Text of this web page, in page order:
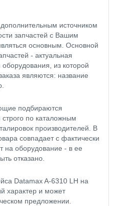
источником
запчастей с Вашим
основным. Основной
- актуальная
из которой
являются: название
подбираются
по каталожным
производителей. В
совпадает с фактически
на оборудование - в ее
отказано.
Datamax A-6310 LH на
характер и может
предложении.